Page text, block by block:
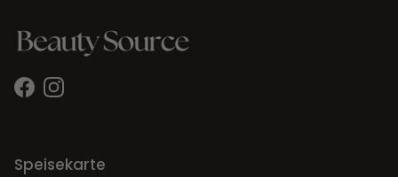
FacebookInstagram
Speisekarte